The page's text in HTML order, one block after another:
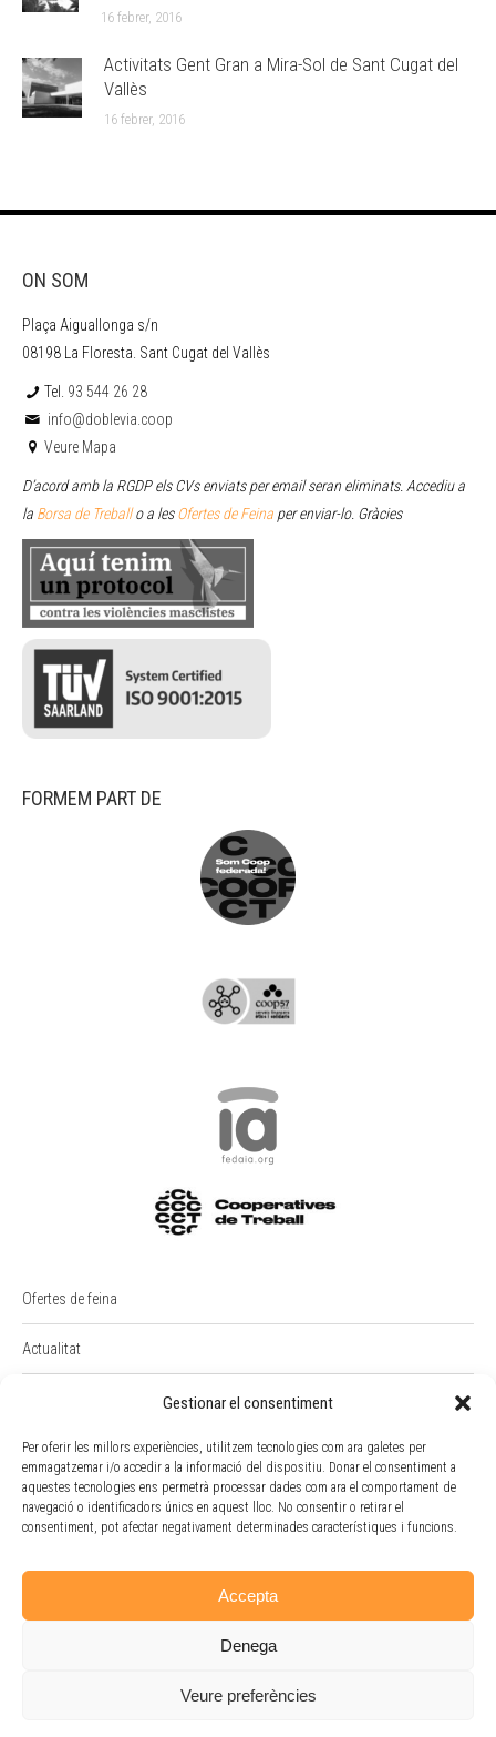
Gestionar el consentiment
Per oferir les millors experiències, utilitzem tecnologies com ara galetes per
emmagatzemar i/o accedir a la informació del dispositiu. Donar el consentiment a
aquestes tecnologies ens permetrà processar dades com ara el comportament de
navegació o identificadors únics en aquest lloc. No consentir o retirar el
consentiment, pot afectar negativament determinades característiques i funcions.
Accepta
Denega
Veure preferències
16 febrer, 2016
Activitats Gent Gran a Mira-Sol de Sant Cugat del
Vallès
16 febrer, 2016
ON SOM
Plaça Aiguallonga s/n
08198 La Floresta. Sant Cugat del Vallès
Tel. 93 544 26 28
info@doblevia.coop
Veure Mapa
D’acord amb la RGDP els CVs enviats per email seran eliminats. Accediu a
la Borsa de Treballo a lesOfertes de Feina per enviar-lo. Gràcies
FORMEM PART DE
Ofertes de feina
Actualitat
Intranet
Portal Empleat